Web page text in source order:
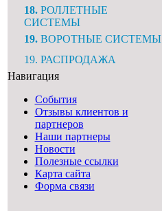
18.РОЛЛЕТНЫЕ
СИСТЕМЫ
19.ВОРОТНЫЕ СИСТЕМЫ
19. РАСПРОДАЖА
Навигация
События
Отзывы клиентов и
партнеров
Наши партнеры
Новости
Полезные ссылки
Карта сайта
Форма связи